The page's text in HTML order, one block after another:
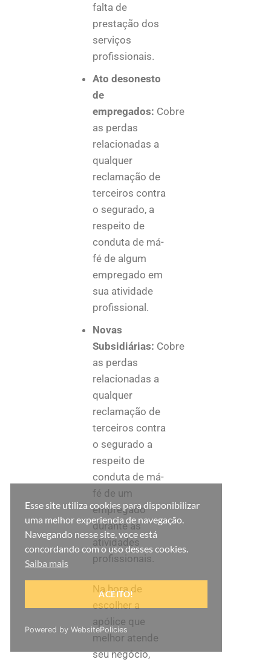
Esse site utiliza cookies para disponibilizar
uma melhor experiencia de navegação.
Navegando nesse site, voce está
concordando com o uso desses cookies.
Saiba mais
ACEITO!
Powered by WebsitePolicies
falta de
prestação dos
serviços
profissionais.
Ato desonesto
de
empregados: Cobre
as perdas
relacionadas a
qualquer
reclamação de
terceiros contra
o segurado, a
respeito de
conduta de má-
fé de algum
empregado em
sua atividade
profissional.
Novas
Subsidiárias: Cobre
as perdas
relacionadas a
qualquer
reclamação de
terceiros contra
o segurado a
respeito de
conduta de má-
fé de um
empregado
durante as
atividades
profissionais.
Na hora de
escolher a
apólice que
melhor atende
seu negócio,